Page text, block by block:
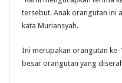
tersebut. Anak orangutan ini
kata Muriansyah.
Ini merupakan orangutan ke-
besar orangutan yang